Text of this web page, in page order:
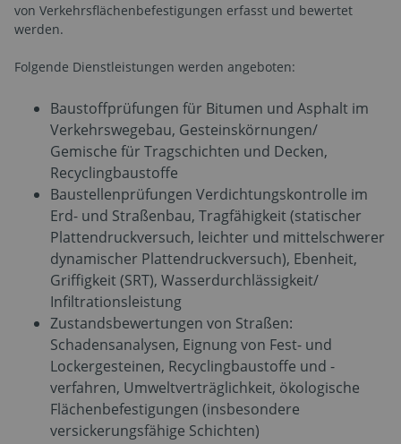
von Verkehrsflächenbefestigungen erfasst und bewertet
werden.
Folgende Dienstleistungen werden angeboten:
Baustoffprüfungen für Bitumen und Asphalt im
Verkehrswegebau, Gesteinskörnungen/
Gemische für Tragschichten und Decken,
Recyclingbaustoffe
Baustellenprüfungen Verdichtungskontrolle im
Erd- und Straßenbau, Tragfähigkeit (statischer
Plattendruckversuch, leichter und mittelschwerer
dynamischer Plattendruckversuch), Ebenheit,
Griffigkeit (SRT), Wasserdurchlässigkeit/
Infiltrationsleistung
Zustandsbewertungen von Straßen:
Schadensanalysen, Eignung von Fest- und
Lockergesteinen, Recyclingbaustoffe und -
verfahren, Umweltverträglichkeit, ökologische
Flächenbefestigungen (insbesondere
versickerungsfähige Schichten)